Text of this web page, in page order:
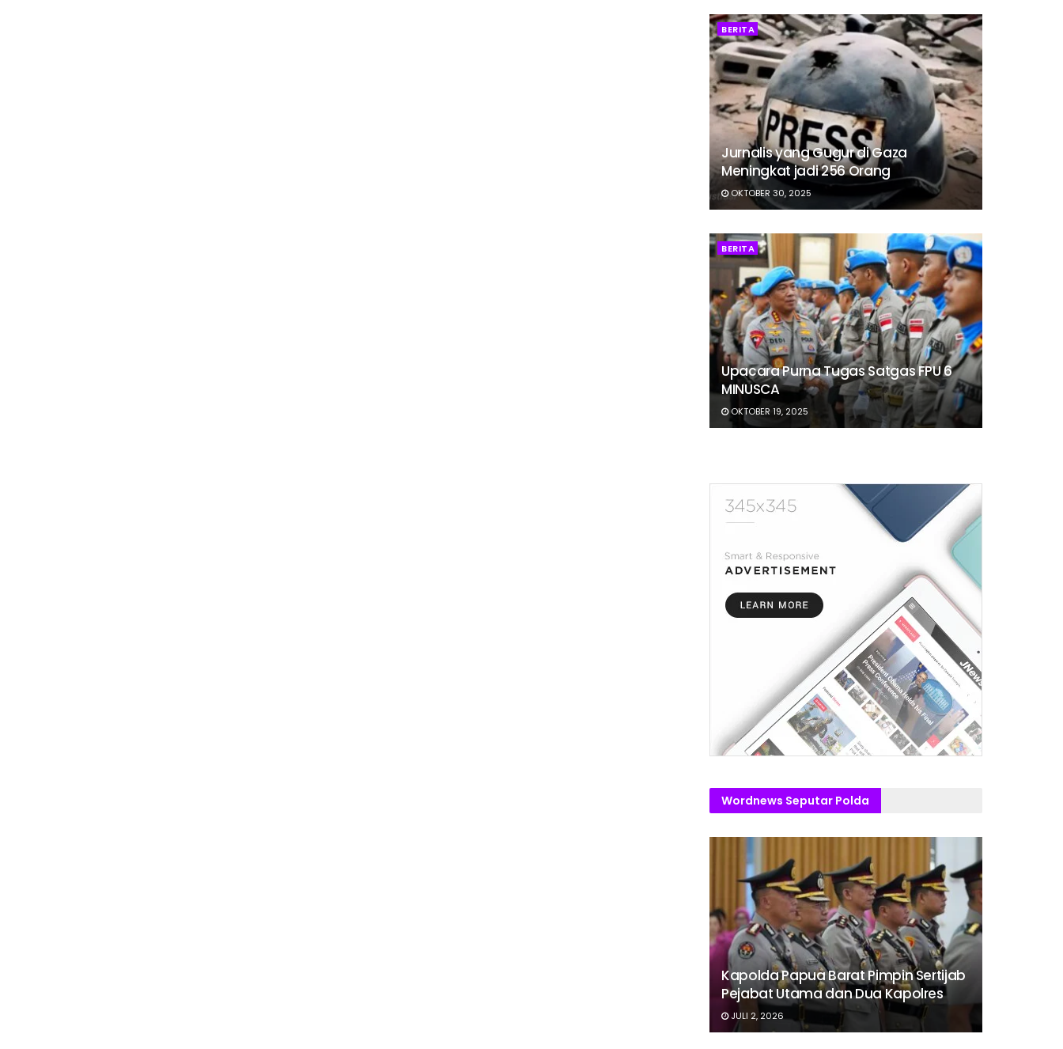
BERITA
Jurnalis yang Gugur di Gaza
Meningkat jadi 256 Orang
OKTOBER 30, 2025
BERITA
Upacara Purna Tugas Satgas FPU 6
MINUSCA
OKTOBER 19, 2025
Wordnews Seputar Polda
Kapolda Papua Barat Pimpin Sertijab
Pejabat Utama dan Dua Kapolres
JULI 2, 2026